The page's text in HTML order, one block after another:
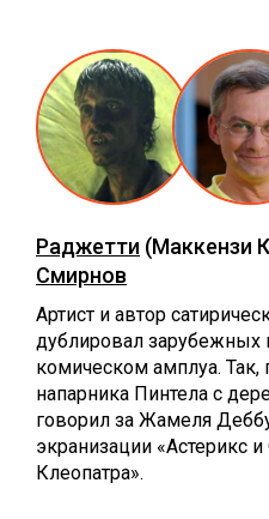
Раджетти (Маккензи
Смирнов
Артист и автор
дублировал зарубежных
комическом амплуа.
напарника Пинтела с
говорил за Жамеля
экранизации «Астерикс
Клеопатра».